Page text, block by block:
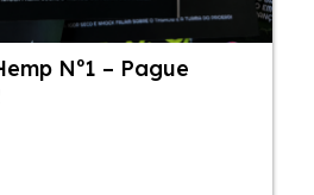
Nº1 – Pague